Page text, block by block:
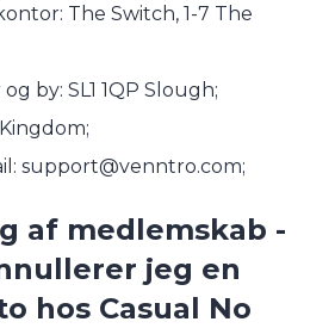
The Switch, 1-7 The
by: SL1 1QP Slough;
support@venntro.com;
af medlemskab -
jeg en
hos Casual No